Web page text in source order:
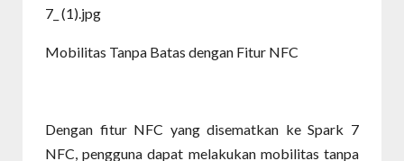
7_ (1).jpg
Mobilitas Tanpa Batas dengan Fitur NFC
Dengan fitur NFC yang disematkan ke Spark 7
NFC, pengguna dapat melakukan mobilitas tanpa